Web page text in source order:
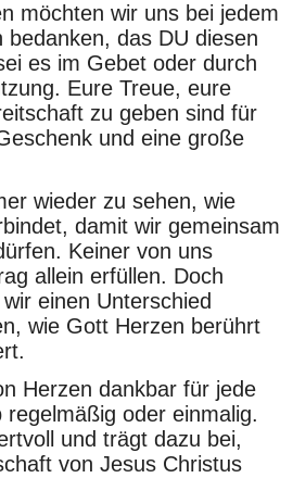
möchten wir uns bei jedem
bedanken, das DU diesen
es im Gebet oder durch
Eure Treue, eure
zu geben sind für
und eine große
wieder zu sehen, wie
damit wir gemeinsam
Keiner von uns
allein erfüllen. Doch
einen Unterschied
wie Gott Herzen berührt
Herzen dankbar für jede
oder einmalig.
und trägt dazu bei,
von Jesus Christus